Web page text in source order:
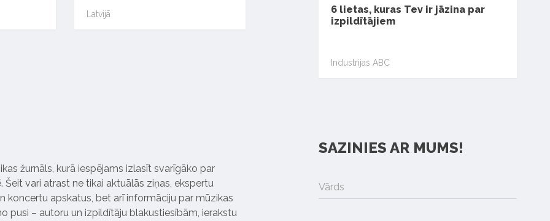
Latvijā
6 lietas, kuras Tev ir jāzina par
izpildītājiem
Industrijas ABC
žurnāls, kurā iespējams izlasīt svarīgāko par
Šeit vari atrast ne tikai aktuālās ziņas, ekspertu
koncertu apskatus, bet arī informāciju par mūzikas
pusi – autoru un izpildītāju blakustiesībām, ierakstu
SAZINIES AR MUMS!
Vārds